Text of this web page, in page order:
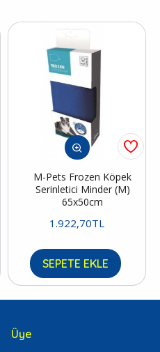
M-Pets Frozen Köpek
Serinletici Minder (M)
65x50cm
1.922,70TL
SEPETE EKLE
Üye